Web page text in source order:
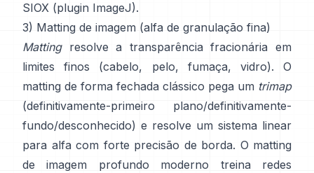
SIOX (plugin ImageJ).
3) Matting de imagem (alfa de granulação fina)
Mattingresolve a transparência fracionária em
limites finos (cabelo, pelo, fumaça, vidro). O
matting de forma fechada clássico pega um trimap
(definitivamente-primeiro plano/definitivamente-
fundo/desconhecido) e resolve um sistema linear
para alfa com forte precisão de borda. O matting
de imagem profundo
moderno treina redes